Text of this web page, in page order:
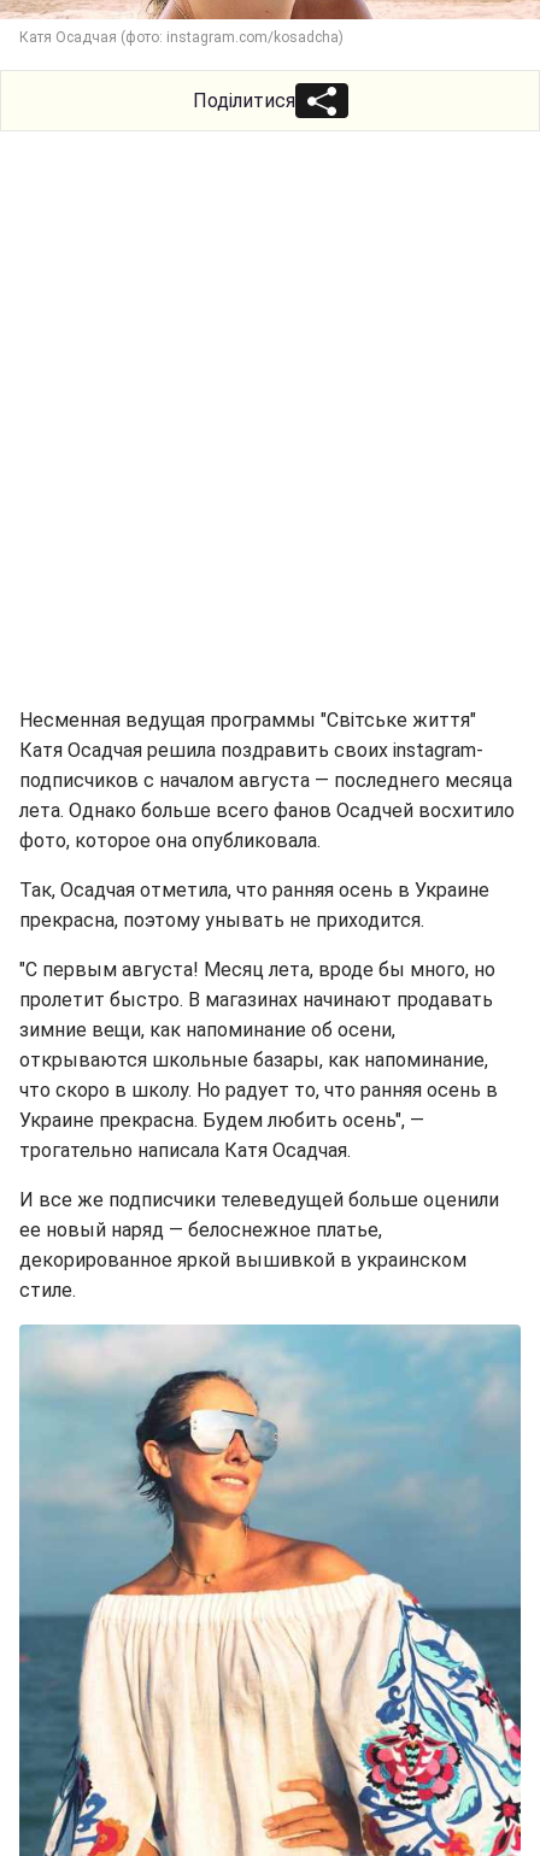
Катя Осадчая (фото: instagram.com/kosadcha)
Поділитися
Несменная ведущая программы "Світське життя"
Катя Осадчая решила поздравить своих instagram-
подписчиков с началом августа — последнего месяца
лета. Однако больше всего фанов Осадчей восхитило
фото, которое она опубликовала.
Так, Осадчая отметила, что ранняя осень в Украине
прекрасна, поэтому унывать не приходится.
"С первым августа! Месяц лета, вроде бы много, но
пролетит быстро. В магазинах начинают продавать
зимние вещи, как напоминание об осени,
открываются школьные базары, как напоминание,
что скоро в школу. Но радует то, что ранняя осень в
Украине прекрасна. Будем любить осень", —
трогательно написала Катя Осадчая.
И все же подписчики телеведущей больше оценили
ее новый наряд — белоснежное платье,
декорированное яркой вышивкой в украинском
стиле.